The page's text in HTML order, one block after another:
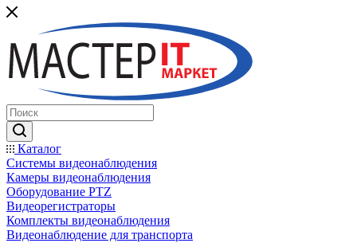
Каталог
Системы видеонаблюдения
Камеры видеонаблюдения
Оборудование PTZ
Видеорегистраторы
Комплекты видеонаблюдения
Видеонаблюдение для транспорта